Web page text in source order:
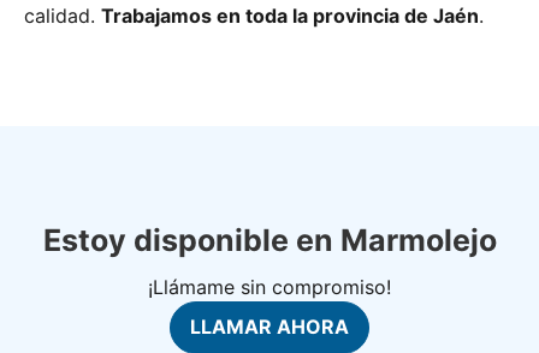
calidad. Trabajamos en toda la provincia de Jaén.
Estoy disponible en Marmolejo
¡Llámame sin compromiso!
LLAMAR AHORA